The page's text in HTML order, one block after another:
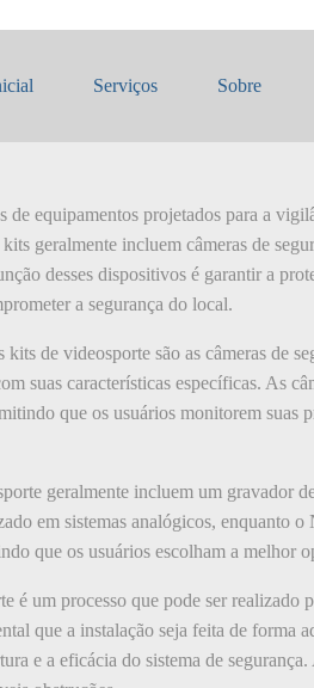
Serviços Sobre
de equipamentos projetados para a
geralmente incluem câmeras de
desses dispositivos é garantir a
a segurança do local.
de videosporte são as câmeras de
suas características específicas. As
que os usuários monitorem suas
geralmente incluem um
em sistemas analógicos, enquanto
que os usuários escolham a melhor
é um processo que pode ser realizado
que a instalação seja feita de forma
e a eficácia do sistema de